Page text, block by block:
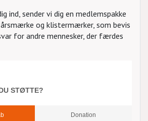
ind, sender vi dig en medlemspakke
og klistermærker, som bevis
for andre mennesker, der færdes